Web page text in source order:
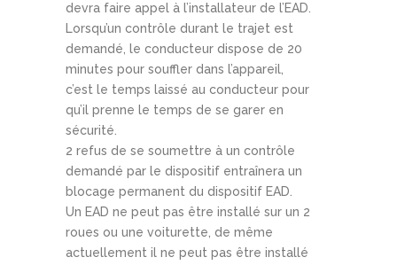
devra faire appel à l’installateur de l’EAD.
Lorsqu’un contrôle durant le trajet est
demandé, le conducteur dispose de 20
minutes pour souffler dans l’appareil,
c’est le temps laissé au conducteur pour
qu’il prenne le temps de se garer en
sécurité.
2 refus de se soumettre à un contrôle
demandé par le dispositif entraînera un
blocage permanent du dispositif EAD.
Un EAD ne peut pas être installé sur un 2
roues ou une voiturette, de même
actuellement il ne peut pas être installé